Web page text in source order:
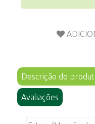
Descrição do
Avaliações